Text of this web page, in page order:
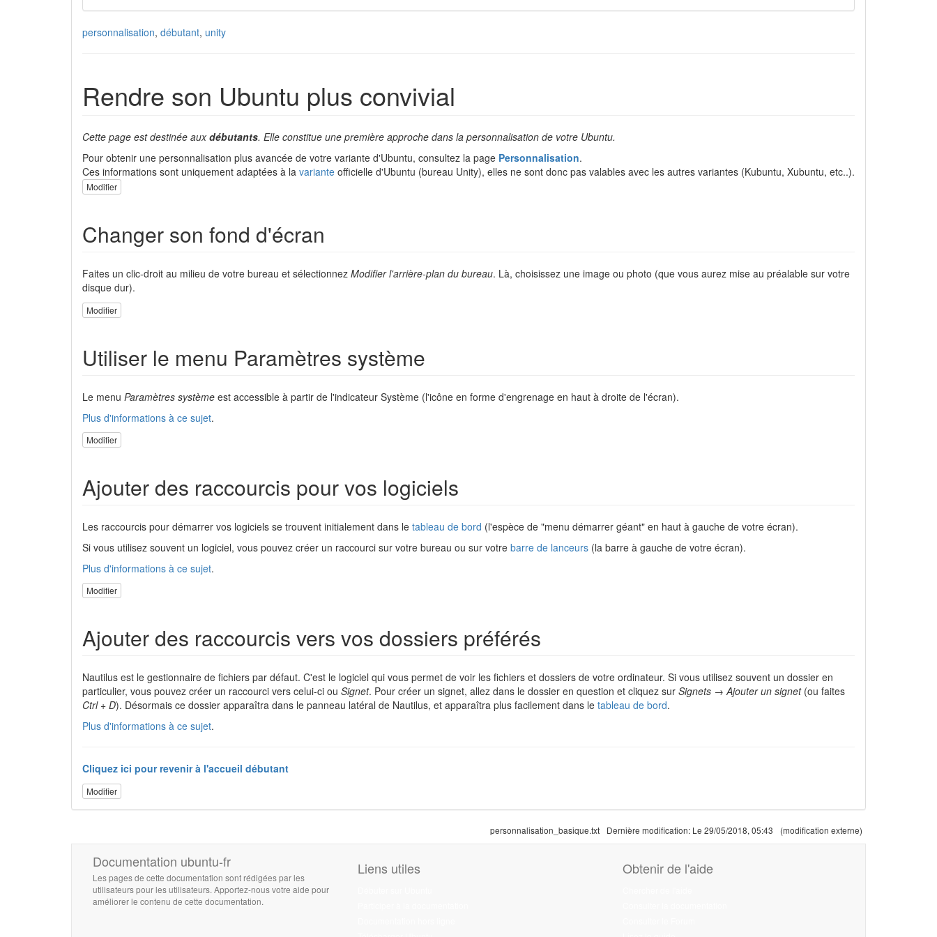
personnalisation, débutant, unity
Rendre son Ubuntu plus convivial
Cette page est destinée auxdébutants. Elle constitue une première approche dans la personnalisation de votre Ubuntu.
Pour obtenir une personnalisation plus avancée de votre variante d'Ubuntu, consultez la page Personnalisation.
Ces informations sont uniquement adaptées à la variante officielle d'Ubuntu (bureau Unity), elles ne sont donc pas valables avec les autres variantes (Kubuntu, Xubuntu, etc..).
Modifier
Changer son fond d'écran
Faites un clic-droit au milieu de votre bureau et sélectionnez Modifier l'arrière-plan du bureau. Là, choisissez une image ou photo (que vous aurez mise au préalable sur votre
disque dur).
Modifier
Utiliser le menu Paramètres système
Le menu Paramètres système est accessible à partir de l'indicateur Système (l'icône en forme d'engrenage en haut à droite de l'écran).
Plus d'informations à ce sujet.
Modifier
Ajouter des raccourcis pour vos logiciels
Les raccourcis pour démarrer vos logiciels se trouvent initialement dans le tableau de bord (l'espèce de "menu démarrer géant" en haut à gauche de votre écran).
Si vous utilisez souvent un logiciel, vous pouvez créer un raccourci sur votre bureau ou sur votre barre de lanceurs (la barre à gauche de votre écran).
Plus d'informations à ce sujet.
Modifier
Ajouter des raccourcis vers vos dossiers préférés
Nautilus est le gestionnaire de fichiers par défaut. C'est le logiciel qui vous permet de voir les fichiers et dossiers de votre ordinateur. Si vous utilisez souvent un dossier en
particulier, vous pouvez créer un raccourci vers celui-ci ou Signet. Pour créer un signet, allez dans le dossier en question et cliquez sur Signets → Ajouter un signet(ou faites
Ctrl + D). Désormais ce dossier apparaîtra dans le panneau latéral de Nautilus, et apparaîtra plus facilement dans le tableau de bord.
Plus d'informations à ce sujet.
Cliquez ici pour revenir à l'accueil débutant
Modifier
personnalisation_basique.txt Dernière modification: Le 29/05/2018, 05:43 (modification externe)
Documentation ubuntu-fr
Les pages de cette documentation sont rédigées par les
utilisateurs pour les utilisateurs. Apportez-nous votre aide pour
améliorer le contenu de cette documentation.
Liens utiles Obtenir de l'aide